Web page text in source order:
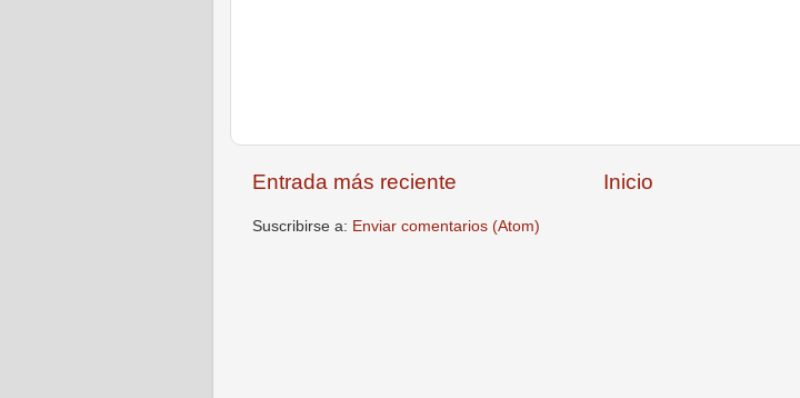
Entrada más reciente Inicio
Suscribirse a: Enviar comentarios (Atom)